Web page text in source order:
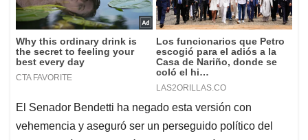
El Senador Bendetti ha negado esta versión con
vehemencia y aseguró ser un perseguido político del